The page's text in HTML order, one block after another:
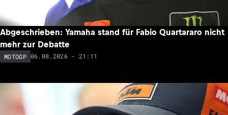
Abgeschrieben: Yamaha stand für Fabio Quartararo nicht
mehr zur Debatte
MOTOGP 06.08.2026 - 21:11